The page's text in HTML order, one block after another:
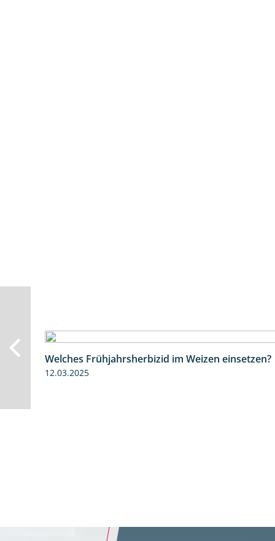
Welches Frühjahrsherbizid im Weizen einsetzen?
12.03.2025